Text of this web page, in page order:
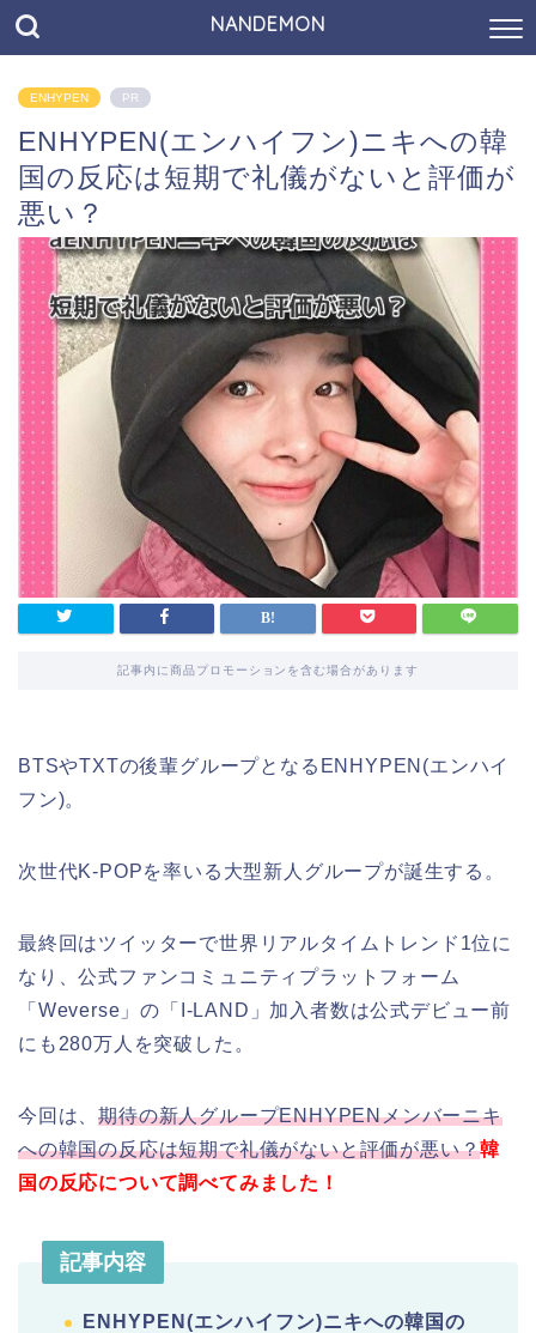
NANDEMON
ENHYPEN PR
ENHYPEN(エンハイフン)ニキへの韓
国の反応は短期で礼儀がないと評価が
悪い？
記事内に商品プロモーションを含む場合があります
BTSやTXTの後輩グループとなるENHYPEN(エンハイ
フン)。
次世代K-POPを率いる大型新人グループが誕生する。
最終回はツイッターで世界リアルタイムトレンド1位に
なり、公式ファンコミュニティプラットフォーム
「Weverse」の「I-LAND」加入者数は公式デビュー前
にも280万人を突破した。
今回は、期待の新人グループENHYPENメンバーニキ
への韓国の反応は短期で礼儀がないと評価が悪い？韓
国の反応について調べてみました！
記事内容
ENHYPEN(エンハイフン)ニキへの韓国の